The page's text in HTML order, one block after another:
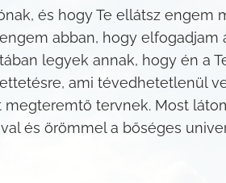
és hogy Te ellátsz
abban, hogy elfogadjam
legyek annak, hogy én a
ami tévedhetetlenül
tervnek. Most
és örömmel a bőséges